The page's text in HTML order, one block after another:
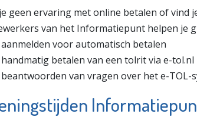
geen ervaring met online betalen of vind
van het Informatiepunt helpen je
voor automatisch betalen
betalen van een tolrit via e-tol.nl
van vragen over het e-TOL-